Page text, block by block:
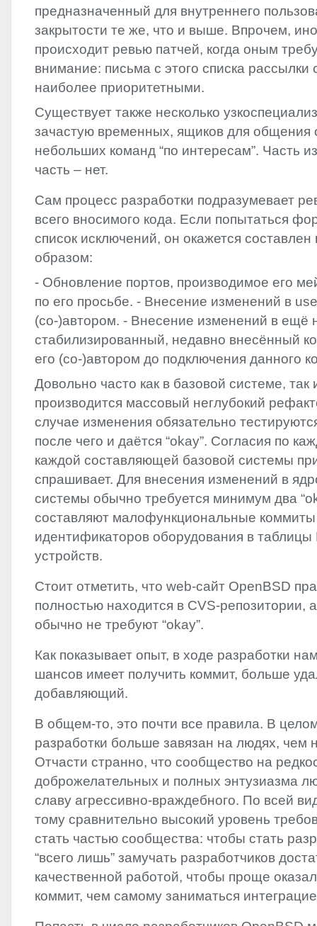
предназначенный для внутреннего
закрытости те же, что и выше. Впрочем,
происходит ревью патчей, когда оным
внимание: письма с этого списка рассылки
наиболее приоритетными.
Существует также несколько
зачастую временных, ящиков для общения
небольших команд “по интересам”. Часть
часть – нет.
Сам процесс разработки подразумевает
всего вносимого кода. Если попытаться
список исключений, он окажется
образом:
- Обновление портов, производимое его
по его просьбе. - Внесение изменений в
(со-)автором. - Внесение изменений в ещё
стабилизированный, недавно внесённый
его (со-)автором до подключения данного
Довольно часто как в базовой системе, так
производится массовый неглубокий
случае изменения обязательно
после чего и даётся “okay”. Согласия по
каждой составляющей базовой системы
спрашивает. Для внесения изменений в
системы обычно требуется минимум два
составляют малофункциональные
идентификаторов оборудования в таблицы
устройств.
Стоит отметить, что web-сайт OpenBSD
полностью находится в CVS-репозитории,
обычно не требуют “okay”.
Как показывает опыт, в ходе разработки
шансов имеет получить коммит, больше
добавляющий.
В общем-то, это почти все правила. В
разработки больше завязан на людях, чем
Отчасти странно, что сообщество на
доброжелательных и полных энтузиазма
славу агрессивно-враждебного. По всей
тому сравнительно высокий уровень
стать частью сообщества: чтобы стать
“всего лишь” замучать разработчиков
качественной работой, чтобы проще
коммит, чем самому заниматься